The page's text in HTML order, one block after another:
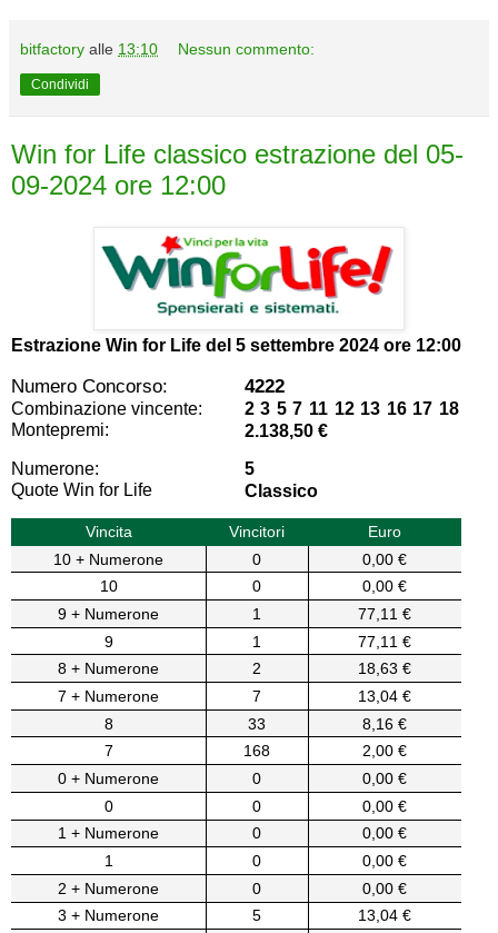
bitfactory alle 13:10 Nessun commento:
Condividi
Win for Life classico estrazione del 05-
09-2024 ore 12:00
Estrazione Win for Life del 5 settembre 2024 ore 12:00
Numero Concorso: 4222
Combinazione vincente:
2 3 5 7 11 12 13 16 17 18
Montepremi:
2.138,50 €
Numerone:
5
Quote Win for Life
Classico
Vincita Vincitori
Euro
10 + Numerone
0
0,00 €
10
0
0,00 €
9 + Numerone
1
77,11 €
9
1
77,11 €
8 + Numerone
2
18,63 €
7 + Numerone
7
13,04 €
8
33
8,16 €
7
168
2,00 €
0 + Numerone
0
0,00 €
0
0
0,00 €
1 + Numerone
0
0,00 €
1
0
0,00 €
2 + Numerone
0
0,00 €
3 + Numerone
5
13,04 €